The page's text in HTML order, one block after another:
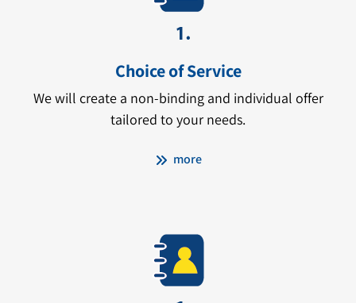
Choice of Service
We will create a non-binding and individual offer
tailored to your needs.
more